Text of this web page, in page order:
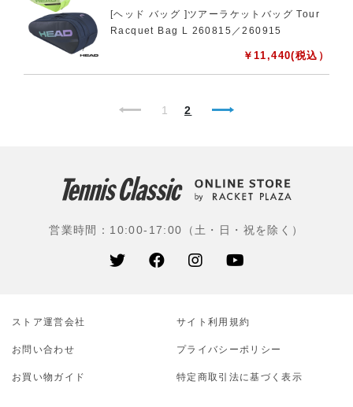
[ヘッド バッグ ]ツアーラケットバッグ Tour
Racquet Bag L 260815／260915
￥ 11,440(税込）
1 2
営業時間：10:00-17:00（土・日・祝を除く）
ストア運営会社 サイト利⽤規約
お問い合わせ プライバシーポリシー
お買い物ガイド 特定商取引法に基づく表示